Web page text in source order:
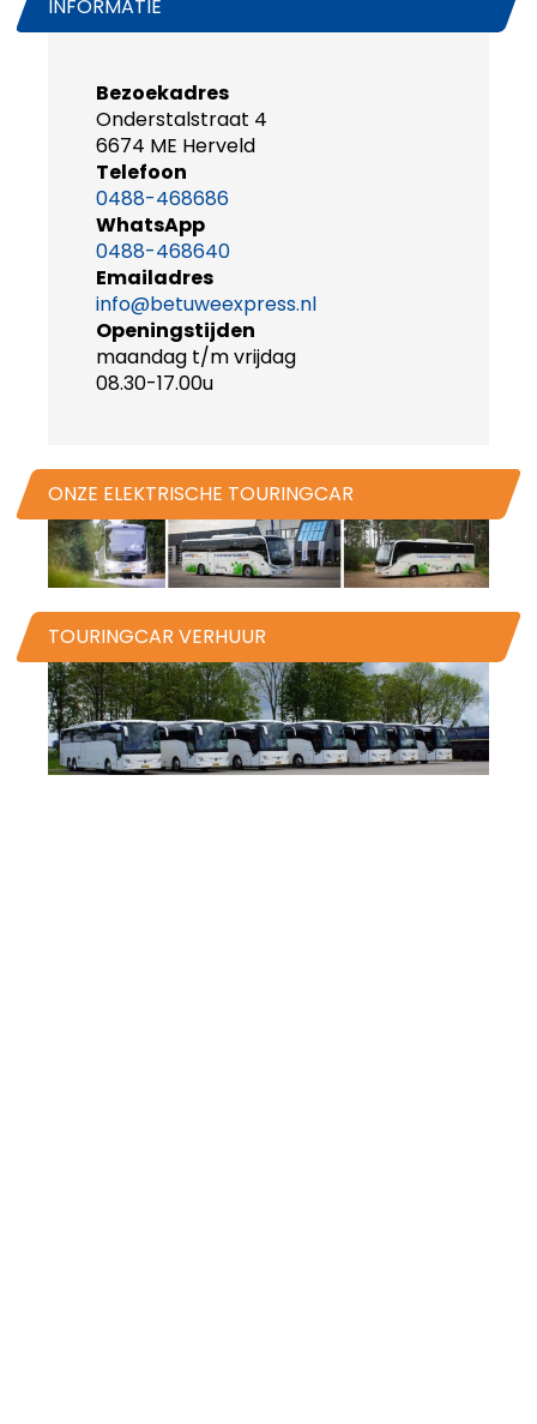
INFORMATIE
Bezoekadres
Onderstalstraat 4
6674 ME Herveld
Telefoon
0488-468686
WhatsApp
0488-468640
Emailadres
info@betuweexpress.nl
Openingstijden
maandag t/m vrijdag
08.30-17.00u
ONZE ELEKTRISCHE TOURINGCAR
TOURINGCAR VERHUUR